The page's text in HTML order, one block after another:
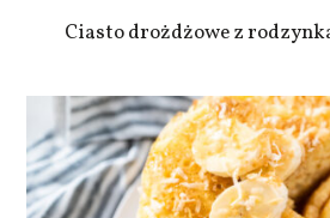
Ciasto drożdżowe z